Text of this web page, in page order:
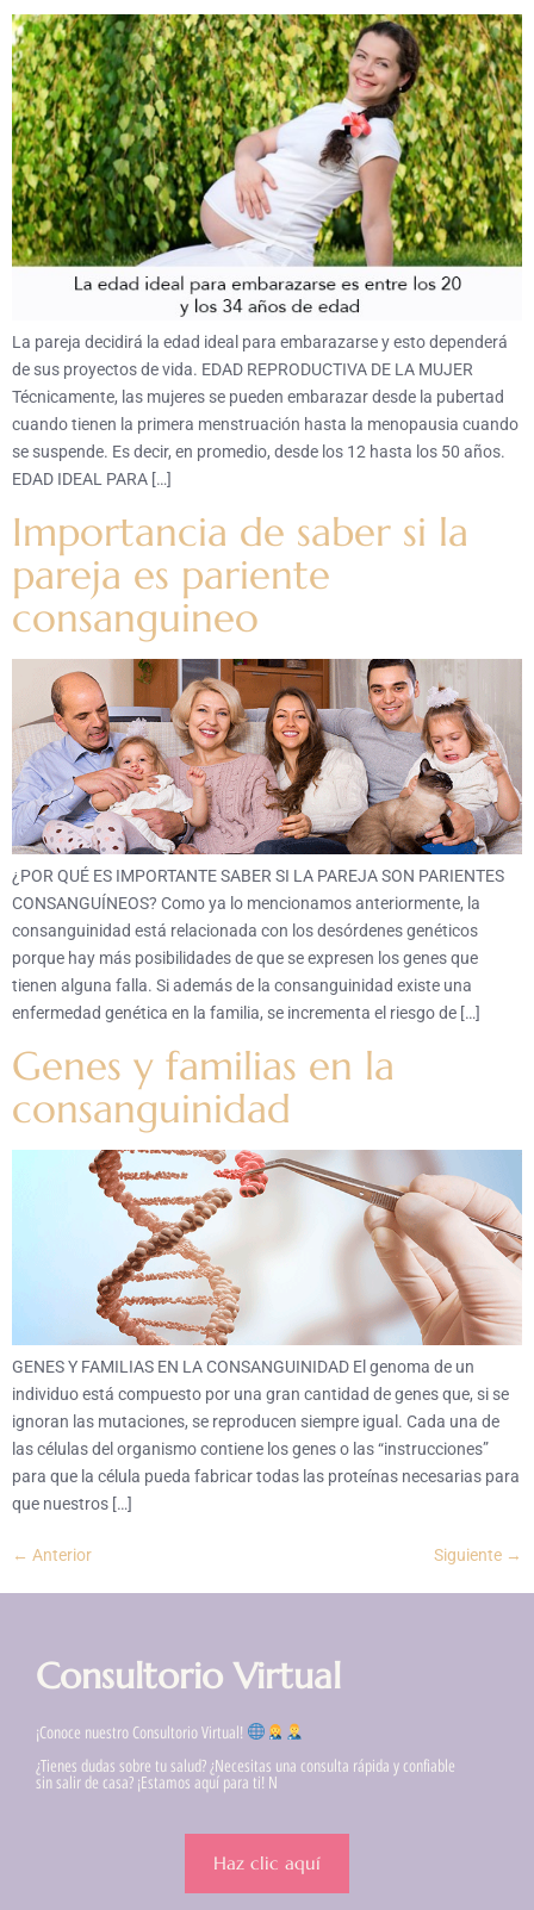
La pareja decidirá la edad ideal para embarazarse y esto dependerá
de sus proyectos de vida. EDAD REPRODUCTIVA DE LA MUJER
Técnicamente, las mujeres se pueden embarazar desde la pubertad
cuando tienen la primera menstruación hasta la menopausia cuando
se suspende. Es decir, en promedio, desde los 12 hasta los 50 años.
EDAD IDEAL PARA […]
Importancia de saber si la
pareja es pariente
consanguineo
¿POR QUÉ ES IMPORTANTE SABER SI LA PAREJA SON PARIENTES
CONSANGUÍNEOS? Como ya lo mencionamos anteriormente, la
consanguinidad está relacionada con los desórdenes genéticos
porque hay más posibilidades de que se expresen los genes que
tienen alguna falla. Si además de la consanguinidad existe una
enfermedad genética en la familia, se incrementa el riesgo de […]
Genes y familias en la
consanguinidad
GENES Y FAMILIAS EN LA CONSANGUINIDAD El genoma de un
individuo está compuesto por una gran cantidad de genes que, si se
ignoran las mutaciones, se reproducen siempre igual. Cada una de
las células del organismo contiene los genes o las “instrucciones”
para que la célula pueda fabricar todas las proteínas necesarias para
que nuestros […]
← Anterior Siguiente →
Consultorio Virtual
¡Conoce nuestro Consultorio Virtual!
¿Tienes dudas sobre tu salud? ¿Necesitas una consulta rápida y confiable
sin salir de casa? ¡Estamos aquí para ti! N
Haz clic aquí